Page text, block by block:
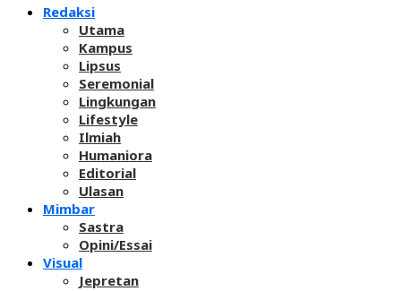
Redaksi
Utama
Kampus
Lipsus
Seremonial
Lingkungan
Lifestyle
Ilmiah
Humaniora
Editorial
Ulasan
Mimbar
Sastra
Opini/Essai
Visual
Jepretan